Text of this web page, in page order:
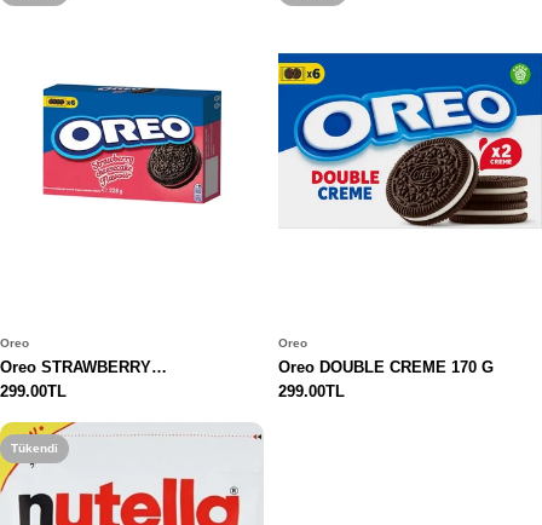
Oreo
Oreo STRAWBERRY
CHEESECAKE FLAVOUR 228 G
Normal
299.00TL
Oreo
Oreo DOUBLE CREME 170 G
Normal
299.00TL
Tükendi